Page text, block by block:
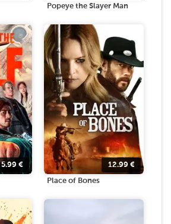
Popeye the Slayer Man
5.99 € 12.99 €
Place of Bones